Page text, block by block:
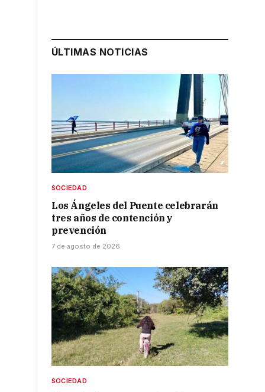
ÚLTIMAS NOTICIAS
SOCIEDAD
Los Ángeles del Puente celebrarán
tres años de contención y
prevención
7 de agosto de 2026
SOCIEDAD